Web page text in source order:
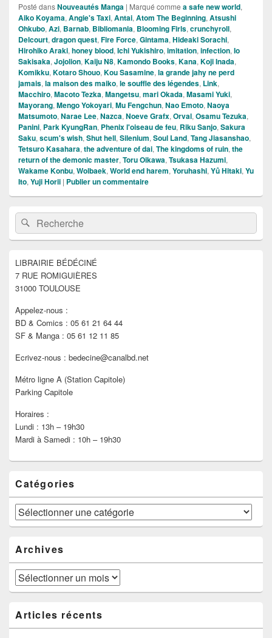
Posté dansNouveautés Manga | Marqué comme a safe new world,
Aiko Koyama, Angie's Taxi, Antai, Atom The Beginning, Atsushi
Ohkubo, Azi, Barnab, Bibliomania, Blooming Firls, crunchyroll,
Delcourt, dragon quest, Fire Force, Gintama, Hideaki Sorachi,
Hirohiko Araki, honey blood, Ichi Yukishiro, imitation, infection, Io
Sakisaka, Jojolion, Kaiju N8, Kamondo Books, Kana, Koji Inada,
Komikku, Kotaro Shouo, Kou Sasamine, la grande jahy ne perd
jamais, la maison des maiko, le souffle des légendes, Link,
Macchiro, Macoto Tezka, Mangetsu, mari Okada, Masami Yuki,
Mayorang, Mengo Yokoyari, Mu Fengchun, Nao Emoto, Naoya
Matsumoto, Narae Lee, Nazca, Noeve Grafx, Orval, Osamu Tezuka,
Panini, Park KyungRan, Phenix l'oiseau de feu, Riku Sanjo, Sakura
Saku, scum's wish, Shut hell, Silenium, Soul Land, Tang Jiasanshao,
Tetsuro Kasahara, the adventure of dai, The kingdoms of ruin, the
return of the demonic master, Toru Oikawa, Tsukasa Hazumi,
Wakame Konbu, Wolbaek, World end harem, Yoruhashi, Yû Hitaki, Yu
Ito, Yuji Horii | Publier un commentaire
Zone
principale
de
widget
barre
latérale
Recherche :Rechercher
LIBRAIRIE BÉDÉCINÉ
7 RUE ROMIGUIÈRES
31000 TOULOUSE
Appelez-nous :
BD & Comics : 05 61 21 64 44
SF & Manga : 05 61 12 11 85
Ecrivez-nous : bedecine@canalbd.net
Métro ligne A (Station Capitole)
Parking Capitole
Horaires :
Lundi : 13h – 19h30
Mardi à Samedi : 10h – 19h30
Catégories
Catégories
Archives
Archives
Articles récents